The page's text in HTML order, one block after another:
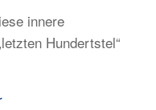
innere
Hundertstel“